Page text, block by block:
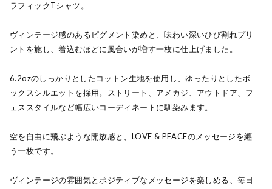
ラフィックTシャツ。
ヴィンテージ感のあるピグメント染めと、味わい深いひび割れプリ
ントを施し、着込むほどに風合いが増す一枚に仕上げました。
6.2ozのしっかりとしたコットン生地を使用し、ゆったりとしたボ
ックスシルエットを採用。ストリート、アメカジ、アウトドア、フ
ェススタイルなど幅広いコーディネートに馴染みます。
空を自由に飛ぶような開放感と、LOVE & PEACEのメッセージを纏
う一枚です。
ヴィンテージの雰囲気とポジティブなメッセージを楽しめる、毎日